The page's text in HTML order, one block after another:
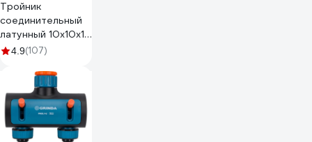
Тройник
соединительный
латунный 10х10х10
мм LEXLINE 517732
4.9(107)